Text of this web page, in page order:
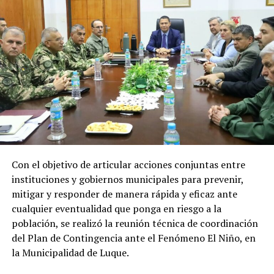
Recursos que representan un apoyo clave
para el desarrollo económico, social y
energético del país
Los recursos provenientes de los royalties tienen como
destino el financiamiento de gastos contemplados en el
Presupuesto General de la Nación (PGN), ejecutadas por
el Ministerio de Economía y Finanzas (MEF) destinada a
gobernaciones y municipios para la ejecución de obras y
proyectos.
Por el lado de los fondos provenientes de la cesión de
energía son destinados al Fondo Nacional de
Alimentación Escolar (Fonae), permitiendo fortalecer
las inversiones de los gobiernos departamentales y
municipales en esta materia.
En tanto que los pagos realizados a la ANDE
Con el objetivo de articular acciones conjuntas entre
instituciones y gobiernos municipales para prevenir,
mitigar y responder de manera rápida y eficaz ante
cualquier eventualidad que ponga en riesgo a la
población, se realizó la reunión técnica de coordinación
del Plan de Contingencia ante el Fenómeno El Niño, en
la Municipalidad de Luque.